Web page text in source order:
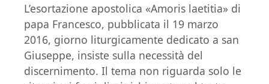
L’esortazione apostolica «Amoris laetitia» di
papa Francesco, pubblicata il 19 marzo
2016, giorno liturgicamente dedicato a san
Giuseppe, insiste sulla necessità del
discernimento. Il tema non riguarda solo le